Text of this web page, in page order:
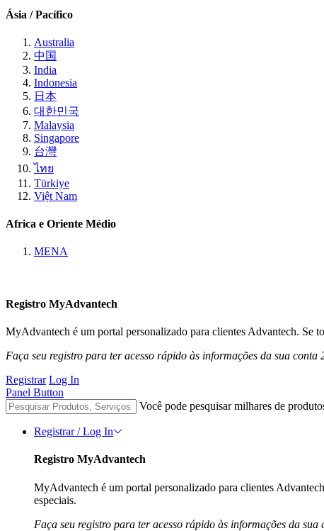
Ásia / Pacífico
Australia
中国
India
Indonesia
日本
대한민국
Malaysia
Singapore
台灣
ไทย
Türkiye
Việt Nam
Africa e Oriente Médio
MENA
Registro MyAdvantech
MyAdvantech é um portal personalizado para clientes Advantech. Se
Faça seu registro para ter acesso rápido às informações da sua
Registrar Log In
Panel Button
Você pode pesquisar milhares de
Registrar / Log In
Registro MyAdvantech
MyAdvantech é um portal personalizado para clientes
especiais.
Faça seu registro para ter acesso rápido às informações da